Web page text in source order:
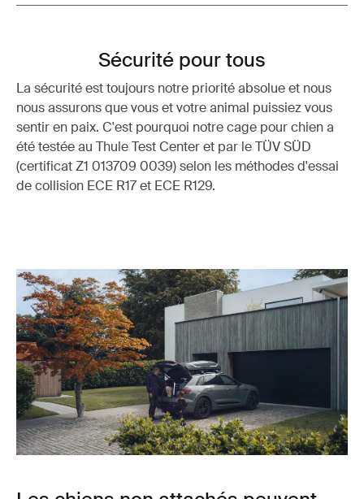
Sécurité pour tous
La sécurité est toujours notre priorité absolue et nous
nous assurons que vous et votre animal puissiez vous
sentir en paix. C'est pourquoi notre cage pour chien a
été testée au Thule Test Center et par le TÜV SÜD
(certificat Z1 013709 0039) selon les méthodes d'essai
de collision ECE R17 et ECE R129.